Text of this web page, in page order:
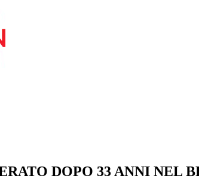
DOPO 33 ANNI NEL